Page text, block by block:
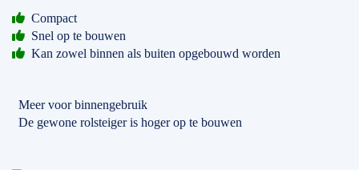
Compact
Snel op te bouwen
Kan zowel binnen als buiten opgebouwd worden
Meer voor binnengebruik
De gewone rolsteiger is hoger op te bouwen